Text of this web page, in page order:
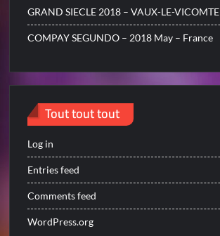
GRAND SIECLE 2018 – VAUX-LE-VICOMTE
COMPAY SEGUNDO – 2018 May – France
Tout tout tout
Log in
Entries feed
Comments feed
WordPress.org